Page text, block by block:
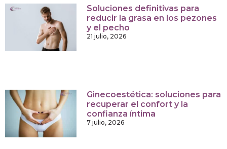
Soluciones definitivas para
reducir la grasa en los pezones
y el pecho
21 julio, 2026
Ginecoestética: soluciones para
recuperar el confort y la
confianza íntima
7 julio, 2026